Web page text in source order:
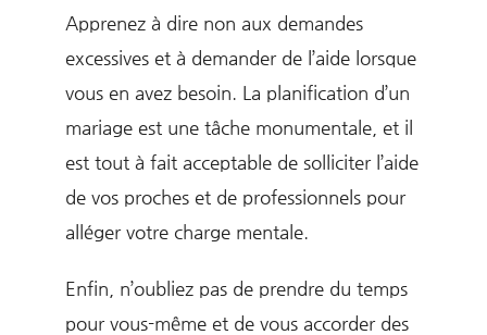
Apprenez à dire non aux demandes
excessives et à demander de l’aide lorsque
vous en avez besoin. La planification d’un
mariage est une tâche monumentale, et il
est tout à fait acceptable de solliciter l’aide
de vos proches et de professionnels pour
alléger votre charge mentale.
Enfin, n’oubliez pas de prendre du temps
pour vous-même et de vous accorder des